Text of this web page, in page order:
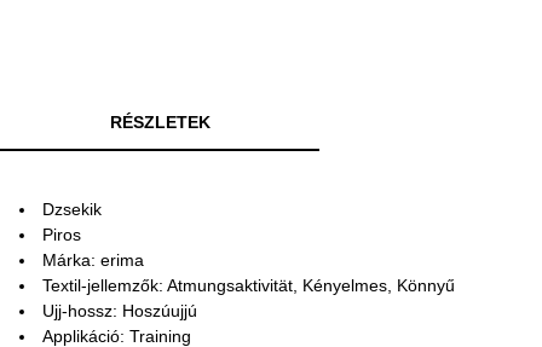
RÉSZLETEK
Dzsekik
Piros
Márka: erima
Textil-jellemzők: Atmungsaktivität, Kényelmes, Könnyű
Ujj-hossz: Hoszúujjú
Applikáció: Training